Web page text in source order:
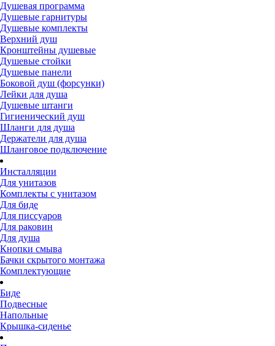
Душевая программа
Душевые гарнитуры
Душевые комплекты
Верхний душ
Кронштейны душевые
Душевые стойки
Душевые панели
Боковой душ (форсунки)
Лейки для душа
Душевые штанги
Гигиенический душ
Шланги для душа
Держатели для душа
Шланговое подключение
Инсталляции
Для унитазов
Комплекты с унитазом
Для биде
Для писсуаров
Для раковин
Для душа
Кнопки смыва
Бачки скрытого монтажа
Комплектующие
Биде
Подвесные
Напольные
Крышка-сиденье